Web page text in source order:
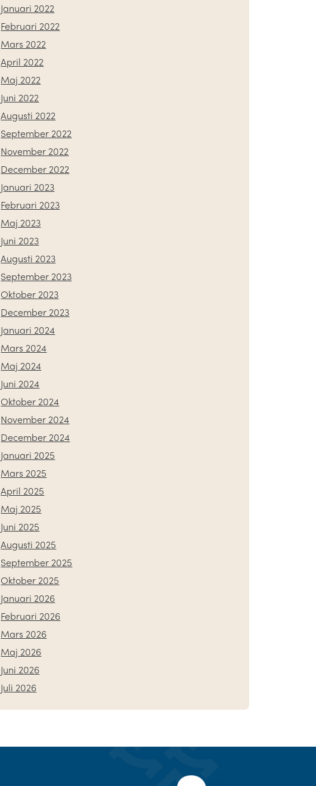
Januari 2022
Februari 2022
Mars 2022
April 2022
Maj 2022
Juni 2022
Augusti 2022
September 2022
November 2022
December 2022
Januari 2023
Februari 2023
Maj 2023
Juni 2023
Augusti 2023
September 2023
Oktober 2023
December 2023
Januari 2024
Mars 2024
Maj 2024
Juni 2024
Oktober 2024
November 2024
December 2024
Januari 2025
Mars 2025
April 2025
Maj 2025
Juni 2025
Augusti 2025
September 2025
Oktober 2025
Januari 2026
Februari 2026
Mars 2026
Maj 2026
Juni 2026
Juli 2026